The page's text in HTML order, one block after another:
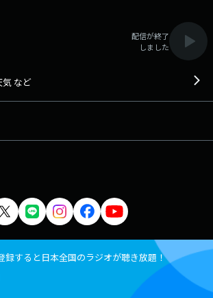
配信が終了
しました
気 など
録すると日本全国のラジオが聴き放題！